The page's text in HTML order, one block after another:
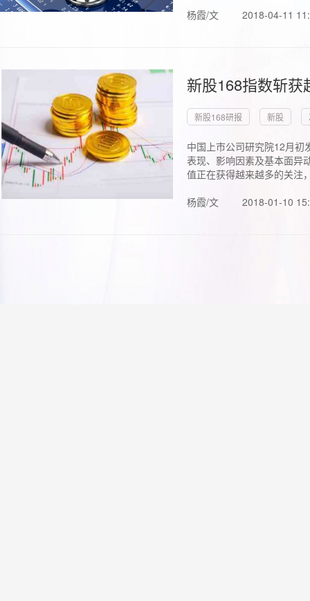
杨霞/文 2018-04-11
新股168指数斩
新股168研报 新股
中国上市公司研究院12月初
表现、影响因素及基本面异
值正在获得越来越多的关注
杨霞/文
2018-01-10